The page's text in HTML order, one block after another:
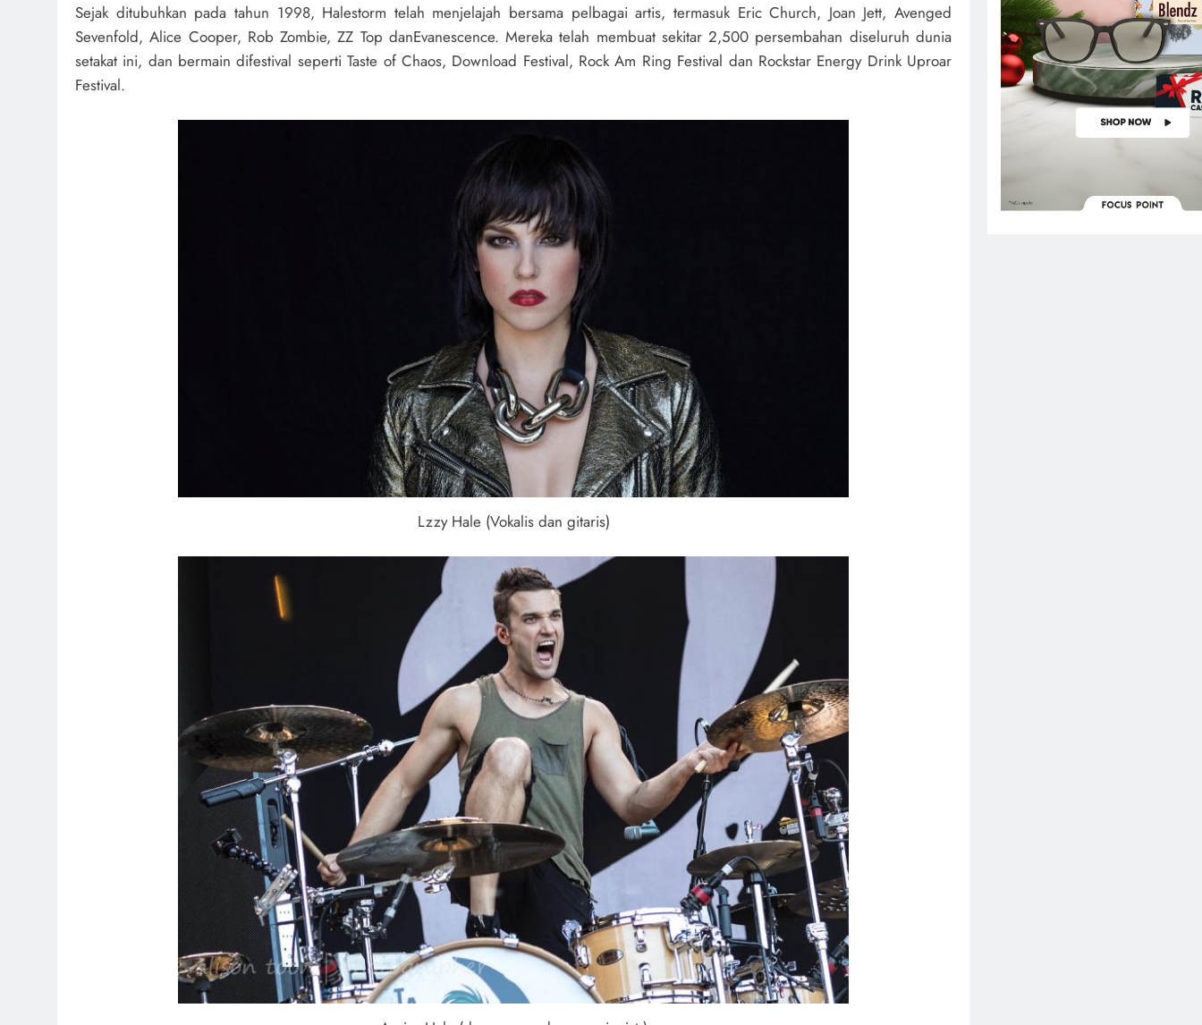
Sejak ditubuhkan pada tahun 1998, Halestorm telah menjelajah bersama pelbagai artis, termasuk Eric Church, Joan Jett, Avenged
Sevenfold, Alice Cooper, Rob Zombie, ZZ Top danEvanescence. Mereka telah membuat sekitar 2,500 persembahan diseluruh dunia
setakat ini, dan bermain difestival seperti Taste of Chaos, Download Festival, Rock Am Ring Festival dan Rockstar Energy Drink Uproar
Festival.
Lzzy Hale (Vokalis dan gitaris)